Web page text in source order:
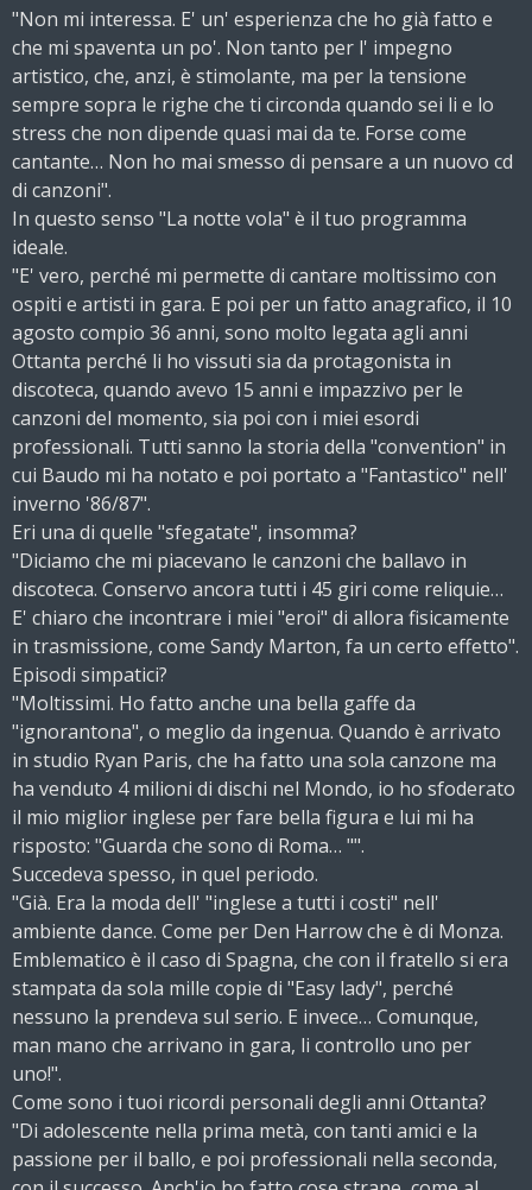
"Non mi interessa. E' un' esperienza che ho già fatto e
che mi spaventa un po'. Non tanto per l' impegno
artistico, che, anzi, è stimolante, ma per la tensione
sempre sopra le righe che ti circonda quando sei li e lo
stress che non dipende quasi mai da te. Forse come
cantante… Non ho mai smesso di pensare a un nuovo cd
di canzoni".
In questo senso "La notte vola" è il tuo programma
ideale.
"E' vero, perché mi permette di cantare moltissimo con
ospiti e artisti in gara. E poi per un fatto anagrafico, il 10
agosto compio 36 anni, sono molto legata agli anni
Ottanta perché li ho vissuti sia da protagonista in
discoteca, quando avevo 15 anni e impazzivo per le
canzoni del momento, sia poi con i miei esordi
professionali. Tutti sanno la storia della "convention" in
cui Baudo mi ha notato e poi portato a "Fantastico" nell'
inverno '86/87".
Eri una di quelle "sfegatate", insomma?
"Diciamo che mi piacevano le canzoni che ballavo in
discoteca. Conservo ancora tutti i 45 giri come reliquie…
E' chiaro che incontrare i miei "eroi" di allora fisicamente
in trasmissione, come Sandy Marton, fa un certo effetto".
Episodi simpatici?
"Moltissimi. Ho fatto anche una bella gaffe da
"ignorantona", o meglio da ingenua. Quando è arrivato
in studio Ryan Paris, che ha fatto una sola canzone ma
ha venduto 4 milioni di dischi nel Mondo, io ho sfoderato
il mio miglior inglese per fare bella figura e lui mi ha
risposto: "Guarda che sono di Roma… "".
Succedeva spesso, in quel periodo.
"Già. Era la moda dell' "inglese a tutti i costi" nell'
ambiente dance. Come per Den Harrow che è di Monza.
Emblematico è il caso di Spagna, che con il fratello si era
stampata da sola mille copie di "Easy lady", perché
nessuno la prendeva sul serio. E invece… Comunque,
man mano che arrivano in gara, li controllo uno per
uno!".
Come sono i tuoi ricordi personali degli anni Ottanta?
"Di adolescente nella prima metà, con tanti amici e la
passione per il ballo, e poi professionali nella seconda,